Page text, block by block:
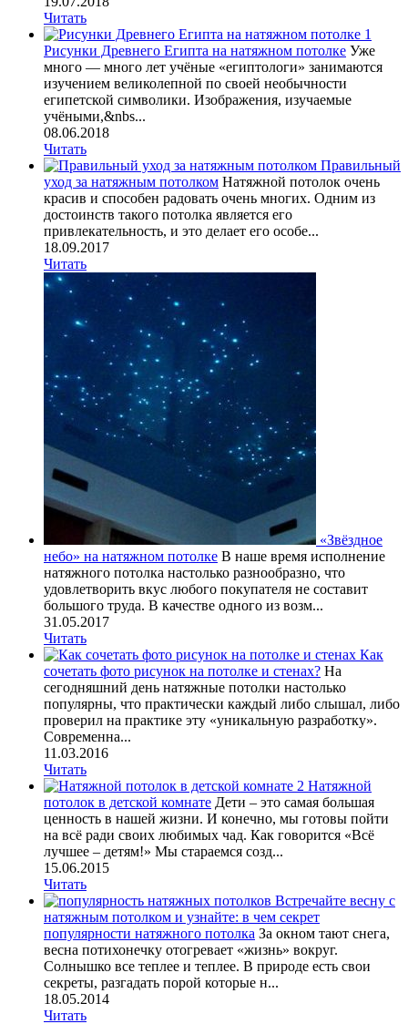
Читать
Рисунки Древнего Египта на натяжном потолке Уже
много — много лет учёные «египтологи» занимаются
изучением великолепной по своей необычности
египетской символики. Изображения, изучаемые
учёными,&nbs...
08.06.2018
Читать
Правильный
уход за натяжным потолком Натяжной потолок очень
красив и способен радовать очень многих. Одним из
достоинств такого потолка является его
привлекательность, и это делает его особе...
18.09.2017
Читать
«Звёздное
небо» на натяжном потолке В наше время исполнение
натяжного потолка настолько разнообразно, что
удовлетворить вкус любого покупателя не составит
большого труда. В качестве одного из возм...
31.05.2017
Читать
Как
сочетать фото рисунок на потолке и стенах? На
сегодняшний день натяжные потолки настолько
популярны, что практически каждый либо слышал, либо
проверил на практике эту «уникальную разработку».
Современна...
11.03.2016
Читать
Натяжной
потолок в детской комнате Дети – это самая большая
ценность в нашей жизни. И конечно, мы готовы пойти
на всё ради своих любимых чад. Как говорится «Всё
лучшее – детям!» Мы стараемся созд...
15.06.2015
Читать
Встречайте весну с
натяжным потолком и узнайте: в чем секрет
популярности натяжного потолка За окном тают снега,
весна потихонечку отогревает «жизнь» вокруг.
Солнышко все теплее и теплее. В природе есть свои
секреты, разгадать порой которые н...
18.05.2014
Читать